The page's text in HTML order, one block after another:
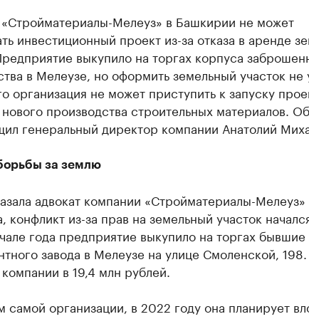
Мелеуз» в Башкирии не может
инвестиционный проект из-за отказа в аренде
выкупило на торгах корпуса
в Мелеузе, но оформить земельный участок не
организация не может приступить к запуску
производства строительных материалов.
генеральный директор компании Анатолий
за землю
адвокат компании «Стройматериалы-
конфликт из-за прав на земельный участок
года предприятие выкупило на торгах бывшие
завода в Мелеузе на улице Смоленской,
в 19,4 млн рублей.
организации, в 2022 году она планирует